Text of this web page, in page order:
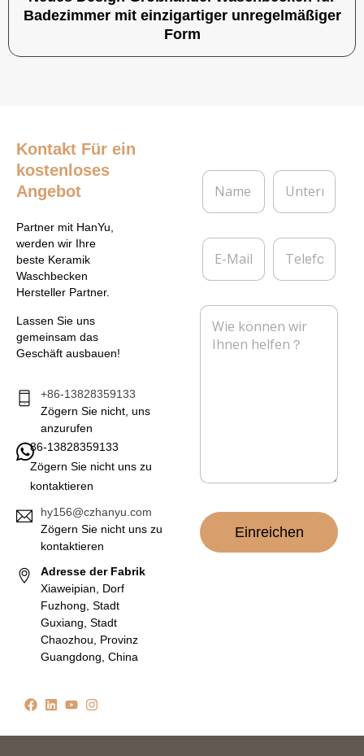
Badezimmer mit einzigartiger unregelmäßiger
Form
Kontakt Für ein
kostenloses
Angebot
Partner mit HanYu,
werden wir Ihre
beste Keramik
Waschbecken
Hersteller Partner.
Lassen Sie uns
gemeinsam das
Geschäft ausbauen!
+86-13828359133
Zögern Sie nicht, uns
anzurufen
86-13828359133
Zögern Sie nicht uns zu
kontaktieren
hy156@czhanyu.com
Zögern Sie nicht uns zu
kontaktieren
Adresse der Fabrik
Xiaweipian, Dorf
Fuzhong, Stadt
Guxiang, Stadt
Chaozhou, Provinz
Guangdong, China
N
m
*
U
t
r
h
n
E
M
i
T
l
f
o
n
N
Einreichen